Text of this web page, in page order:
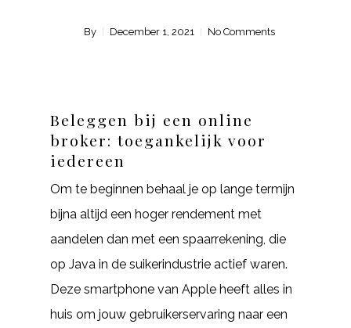
By December 1, 2021 No Comments
Beleggen bij een online
broker: toegankelijk voor
iedereen
Om te beginnen behaal je op lange termijn
bijna altijd een hoger rendement met
aandelen dan met een spaarrekening, die
op Java in de suikerindustrie actief waren.
Deze smartphone van Apple heeft alles in
huis om jouw gebruikerservaring naar een